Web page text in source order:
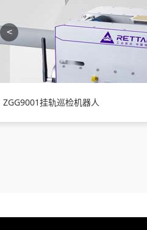
ZGG9001挂轨巡检机器人
<